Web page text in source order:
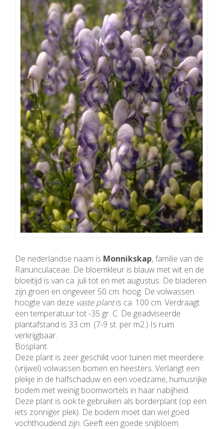
De nederlandse naam is Monnikskap, familie van de
Ranunculaceae. De bloemkleur is blauw met wit en de
bloeitijd is van ca. juli tot en met augustus. De bladeren
zijn groen en ongeveer 50 cm. hoog. De volwassen
hoogte van deze vaste plantis ca. 100 cm. Verdraagt
een temperatuur tot -35 gr. C. De geadviseerde
plantafstand is 33 cm. (7-9 st. per m2.) Is ruim
verkrijgbaar.
Bosplant.
Deze plant is zeer geschikt voor tuinen met meerdere
(vrijwel) volwassen bomen en heesters. Verlangt een
plekje in de halfschaduw en een voedzame, humusrijke
bodem met weinig boomwortels in haar nabijheid.
Deze plant is ook te gebruiken als borderplant (op een
iets zonniger plek). De bodem moet dan wel goed
vochthoudend zijn. Geeft een goede snijbloem.